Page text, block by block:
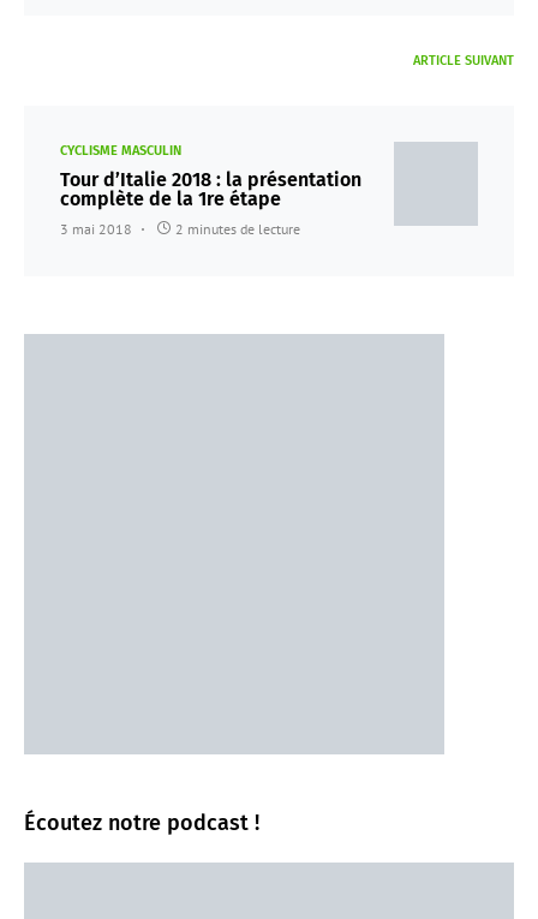
ARTICLE SUIVANT
CYCLISME MASCULIN
Tour d’Italie 2018 : la présentation
complète de la 1re étape
3 mai 2018 2 minutes de lecture
Écoutez notre podcast !